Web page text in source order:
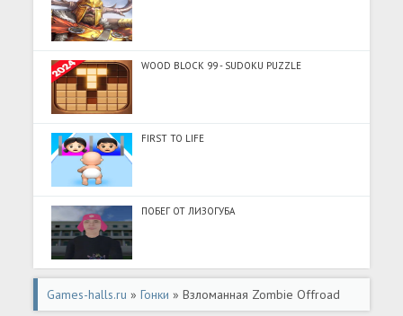
WOOD BLOCK 99 - SUDOKU PUZZLE
FIRST TO LIFE
ПОБЕГ ОТ ЛИЗОГУБА
Games-halls.ru »Гонки » Взломанная Zombie Offroad